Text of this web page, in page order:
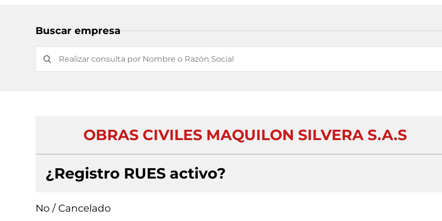
Buscar empresa
OBRAS CIVILES MAQUILON SILVERA S.A.S
¿Registro RUES activo?
No / Cancelado